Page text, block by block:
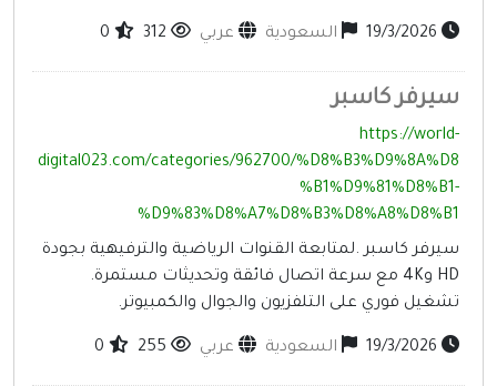
السعودية عربي 312
0
سيرفر كاسبر
https://world-
digital023.com/categories/962700/%D8%B3%D9%8A%D8
%B1%D9%81%D8%B1-
%D9%83%D8%A7%D8%B3%D8%A8%D8%B1
سيرفر كاسبر .لمتابعة القنوات الرياضية والترفيهية بجودة
HD و4K مع سرعة اتصال فائقة وتحديثات مستمرة.
تشغيل فوري على التلفزيون والجوال والكمبيوتر.
السعودية عربي 255
0